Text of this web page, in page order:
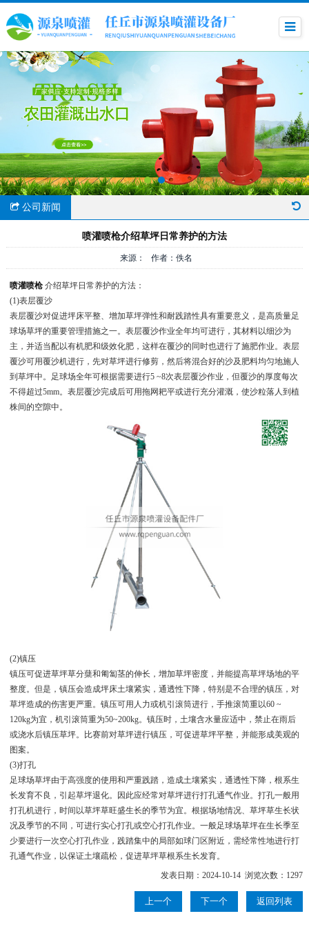
公司新闻
喷灌喷枪介绍草坪日常养护的方法
来源： 作者：佚名
喷灌喷枪 介绍草坪日常养护的方法：
(1)表层覆沙
表层覆沙对促进坪床平整、增加草坪弹性和耐践踏性具有重要意义，是高质量足
球场草坪的重要管理措施之一。表层覆沙作业全年均可进行，其材料以细沙为
主，并适当配以有机肥和级效化肥，这样在覆沙的同时也进行了施肥作业。表层
覆沙可用覆沙机进行，先对草坪进行修剪，然后将混合好的沙及肥料均匀地施人
到草坪中。足球场全年可根据需要进行5 ~8次表层覆沙作业，但覆沙的厚度每次
不得超过5mm。表层覆沙完成后可用拖网耙平或进行充分灌溉，使沙粒落人到植
株间的空隙中。
(2)镇压
镇压可促进草坪草分蘖和匍匐茎的伸长，增加草坪密度，并能提高草坪场地的平
整度。但是，镇压会造成坪床土壤紧实，通透性下降，特别是不合理的镇压，对
草坪造成的伤害更严重。镇压可用人力或机引滚筒进行，手推滚简重以60 ~
120kg为宜，机引滚筒重为50~200kg。镇压时，土壤含水量应适中，禁止在雨后
或浇水后镇压草坪。比赛前对草坪进行镇压，可促进草坪平整，并能形成美观的
图案。
(3)打孔
足球场草坪由于高强度的使用和严重践踏，造成土壤紧实，通透性下降，根系生
长发育不良，引起草坪退化。因此应经常对草坪进行打孔通气作业。打孔一般用
打孔机进行，时间以草坪草旺盛生长的季节为宜。根据场地情况、草坪草生长状
况及季节的不同，可进行实心打孔或空心打孔作业。一般足球场草坪在生长季至
少要进行一次空心打孔作业，践踏集中的局部如球门区附近，需经常性地进行打
孔通气作业，以保证土壤疏松，促进草坪草根系生长发育。
发表日期：2024-10-14 浏览次数：1297
上一个 下一个 返回列表